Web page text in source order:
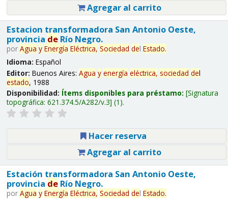
Agregar al carrito
Estacion transformadora San Antonio Oeste,
provincia deRío Negro.
por Agua y Energía Eléctrica, Sociedad del Estado.
Idioma: Español
Editor: Buenos Aires: Agua y energía eléctrica, sociedad del
estado, 1988
Disponibilidad: Ítems disponibles para préstamo: Signatura
topográfica: 621.374.5/A282/v.3 (1).
Hacer reserva
Agregar al carrito
Estación transformadora San Antonio Oeste,
provincia deRío Negro.
por Agua y Energía Eléctrica, Sociedad del Estado.